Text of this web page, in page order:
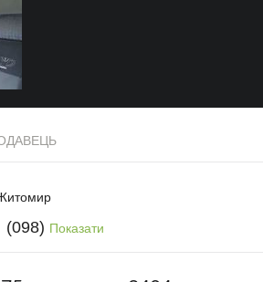
(098) Показати